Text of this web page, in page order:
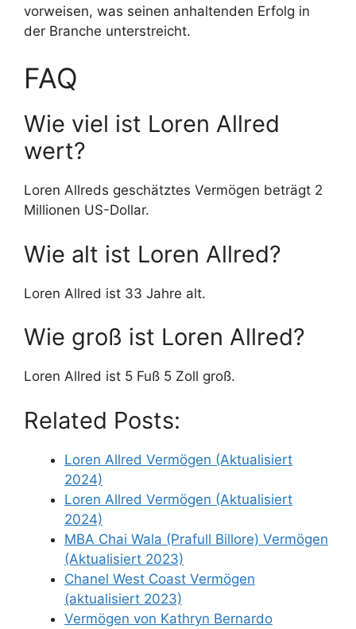
vorweisen, was seinen anhaltenden Erfolg in
der Branche unterstreicht.
FAQ
Wie viel ist Loren Allred
wert?
Loren Allreds geschätztes Vermögen beträgt 2
Millionen US-Dollar.
Wie alt ist Loren Allred?
Loren Allred ist 33 Jahre alt.
Wie groß ist Loren Allred?
Loren Allred ist 5 Fuß 5 Zoll groß.
Related Posts:
Loren Allred Vermögen (Aktualisiert
2024)
Loren Allred Vermögen (Aktualisiert
2024)
MBA Chai Wala (Prafull Billore) Vermögen
(Aktualisiert 2023)
Chanel West Coast Vermögen
(aktualisiert 2023)
Vermögen von Kathryn Bernardo